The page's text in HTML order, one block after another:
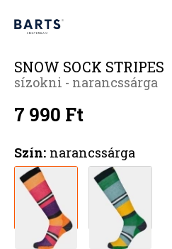
SNOW SOCK STRIPES
sízokni - narancssárga
7 990 Ft
Szín: narancssárga